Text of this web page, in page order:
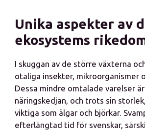
Unika aspekter av
ekosystems
I skuggan av de större växterna
otaliga insekter, mikroorganismer
Dessa mindre omtalade varelser
näringskedjan, och trots sin
viktiga som älgar och björkar.
efterlängtad tid för svenskar,